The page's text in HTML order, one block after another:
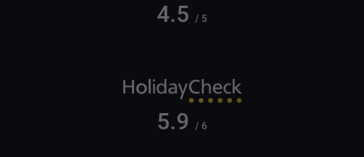
4.5 / 5
5.9 / 6